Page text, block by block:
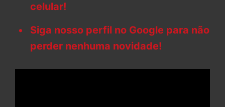
celular!
Siga nosso perfil no Google para não
perder nenhuma novidade!